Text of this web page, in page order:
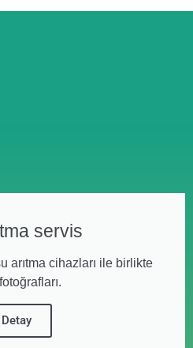
servis
arıtma cihazları ile birlikte
Detay